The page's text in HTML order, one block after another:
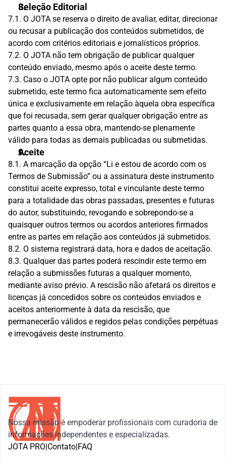
Seleção Editorial
7.1. O JOTA se reserva o direito de avaliar, editar, direcionar
ou recusar a publicação dos conteúdos submetidos, de
acordo com critérios editoriais e jornalísticos próprios.
7.2. O JOTA não tem obrigação de publicar qualquer
conteúdo enviado, mesmo após o aceite deste termo.
7.3. Caso o JOTA opte por não publicar algum conteúdo
submetido, este termo fica automaticamente sem efeito
única e exclusivamente em relação àquela obra específica
que foi recusada, sem gerar qualquer obrigação entre as
partes quanto a essa obra, mantendo-se plenamente
válido para todas as demais publicadas ou submetidas.
Aceite
8.1. A marcação da opção “Li e estou de acordo com os
Termos de Submissão” ou a assinatura deste instrumento
constitui aceite expresso, total e vinculante deste termo
para a totalidade das obras passadas, presentes e futuras
do autor, substituindo, revogando e sobrepondo-se a
quaisquer outros termos ou acordos anteriores firmados
entre as partes em relação aos conteúdos já submetidos.
8.2. O sistema registrará data, hora e dados de aceitação.
8.3. Qualquer das partes poderá rescindir este termo em
relação a submissões futuras a qualquer momento,
mediante aviso prévio. A rescisão não afetará os direitos e
licenças já concedidos sobre os conteúdos enviados e
aceitos anteriormente à data da rescisão, que
permanecerão válidos e regidos pelas condições perpétuas
e irrevogáveis deste instrumento.
Nossa missão é empoderar profissionais com curadoria de
informações independentes e especializadas.
JOTA PRO|Contato|FAQ